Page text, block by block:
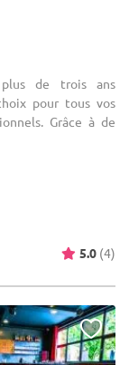
de trois ans
pour tous vos
Grâce à de
5.0 (4)